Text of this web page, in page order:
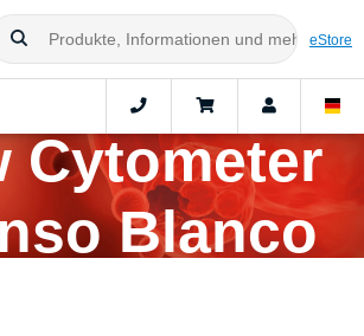
eStore
nano
Cytometer
Blanco